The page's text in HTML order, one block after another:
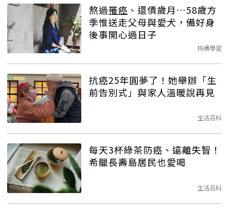
熬過罹癌 、還債歲月…58歲方
季惟送走父母與愛犬，備好身
後事開心過日子
持續學習
抗癌25年圓夢了！她舉辦「生
前告別式」與家人溫暖說再見
生活百科
每天3杯綠茶防癌、遠離失智！
希臘長壽島居民也愛喝
生活百科